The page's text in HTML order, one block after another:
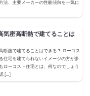
法、主要メーカーの性能傾向を一気に
気密高断熱で建てることは
断熱で建てることはできる？ ローコス
住宅を建てられないイメージの方が多
ローコスト住宅とは、何なのでしょう
[…]